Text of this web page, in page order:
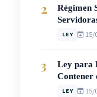
2
Régimen
LEY 15/
3
Ley para
Contener
Cítricos
LEY 15/